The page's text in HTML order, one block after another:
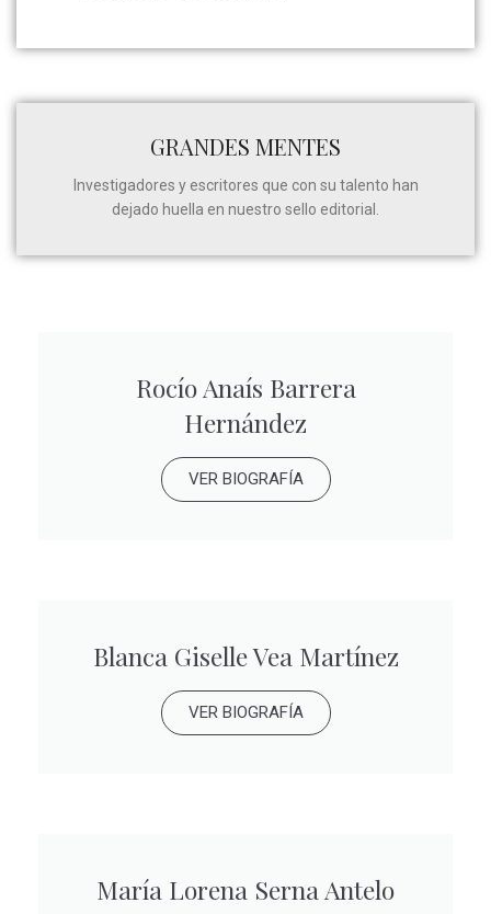
GRANDES MENTES
Investigadores y escritores que con su talento han
dejado huella en nuestro sello editorial.
Rocío Anaís Barrera
Hernández
VER BIOGRAFÍA
Blanca Giselle Vea Martínez
VER BIOGRAFÍA
María Lorena Serna Antelo